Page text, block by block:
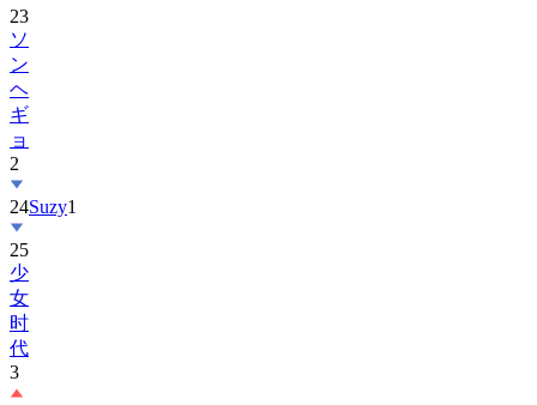
ン
ヘ
ギ
ョ
2
24
25
少
女
时
代
3
26
チ